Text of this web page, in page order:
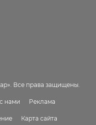
Все права защищены.
нами Реклама
Карта сайта